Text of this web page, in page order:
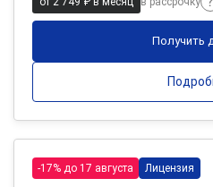
Получить
-17% до 17 августа Лицензия